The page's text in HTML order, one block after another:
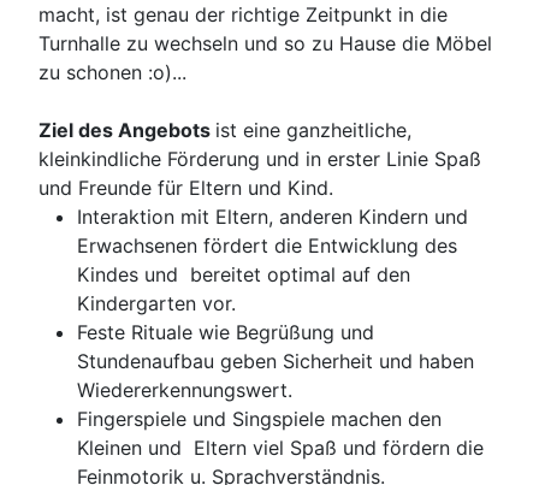
macht, ist genau der richtige Zeitpunkt in die
Turnhalle zu wechseln und so zu Hause die Möbel
zu schonen :o)...
Ziel des Angebots ist eine ganzheitliche,
kleinkindliche Förderung und in erster Linie Spaß
und Freunde für Eltern und Kind.
Interaktion mit Eltern, anderen Kindern und
Erwachsenen fördert die Entwicklung des
Kindes und bereitet optimal auf den
Kindergarten vor.
Feste Rituale wie Begrüßung und
Stundenaufbau geben Sicherheit und haben
Wiedererkennungswert.
Fingerspiele und Singspiele machen den
Kleinen und Eltern viel Spaß und fördern die
Feinmotorik u. Sprachverständnis.